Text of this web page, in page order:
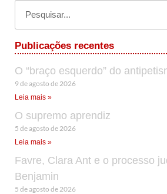
Publicações recentes
O “braço esquerdo” do
9 de agosto de 2026
Leia mais »
O supremo aprendiz
5 de agosto de 2026
Leia mais »
Favre, Clara Ant e o processo
Benjamin
5 de agosto de 2026